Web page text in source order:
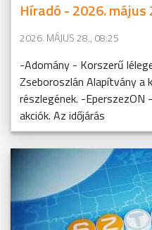
Híradó - 2026. május
2026. MÁJUS 28., 08:25
-Adomány - Korszerű
Zseboroszlán Alapítvány a
részlegének. -EperszezON
akciók. Az időjárás